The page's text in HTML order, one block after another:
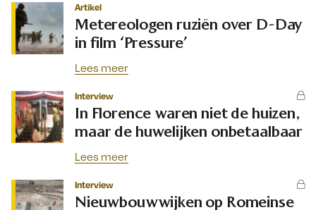
Artikel
Metereologen ruziën over D-Day
in film ‘Pressure’
Lees meer
Interview
In Florence waren niet de huizen,
maar de huwelijken onbetaalbaar
Lees meer
Interview
Nieuwbouwwijken op Romeinse